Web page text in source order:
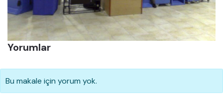
Yorumlar
Bu makale için yorum yok.